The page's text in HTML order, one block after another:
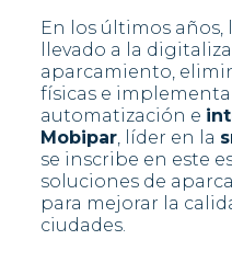
En los últimos
llevado a la
aparcamiento,
físicas e
automatización e
Mobipar , líder en la
se inscribe en este
soluciones de
para mejorar la
ciudades.